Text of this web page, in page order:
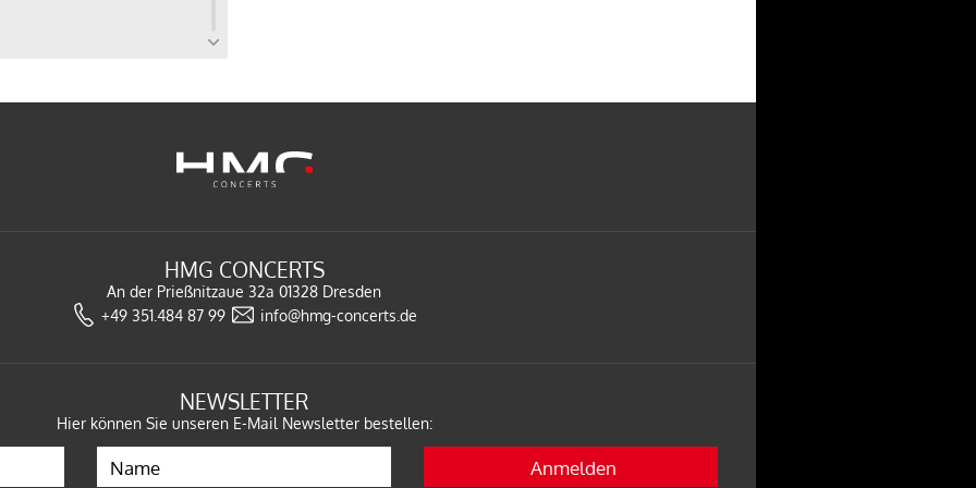
HMG CONCERTS
An der Prießnitzaue 32a 01328 Dresden
+49 351.484 87 99
info@hmg-concerts.de
NEWSLETTER
Hier können Sie unseren E-Mail Newsletter bestellen: